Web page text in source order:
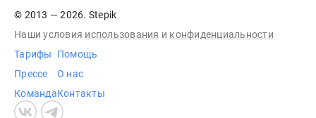
© 2013 — 2026. Stepik
Наши условия использования и конфиденциальности
Тарифы
Прессе
Команда
Помощь
О нас
Контакты